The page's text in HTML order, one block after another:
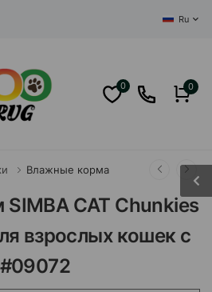
Ru
0 0
Влажные корма
CAT Chunkies
взрослых кошек с